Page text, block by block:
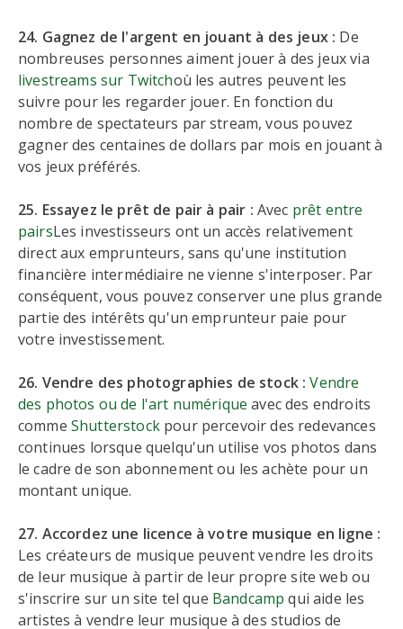
24. Gagnez de l'argent en jouant à des jeux : De
nombreuses personnes aiment jouer à des jeux via
livestreams sur Twitchoù les autres peuvent les
suivre pour les regarder jouer. En fonction du
nombre de spectateurs par stream, vous pouvez
gagner des centaines de dollars par mois en jouant à
vos jeux préférés.
25. Essayez le prêt de pair à pair : Avec prêt entre
pairsLes investisseurs ont un accès relativement
direct aux emprunteurs, sans qu'une institution
financière intermédiaire ne vienne s'interposer. Par
conséquent, vous pouvez conserver une plus grande
partie des intérêts qu'un emprunteur paie pour
votre investissement.
26. Vendre des photographies de stock : Vendre
des photos ou de l'art numérique avec des endroits
comme Shutterstockpour percevoir des redevances
continues lorsque quelqu'un utilise vos photos dans
le cadre de son abonnement ou les achète pour un
montant unique.
27. Accordez une licence à votre musique en ligne :
Les créateurs de musique peuvent vendre les droits
de leur musique à partir de leur propre site web ou
s'inscrire sur un site tel que Bandcamp qui aide les
artistes à vendre leur musique à des studios de